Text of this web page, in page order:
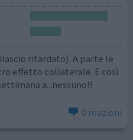
ritardato). A parte le
effetto collaterale. E così
a...nessuno!!
0 reazioni